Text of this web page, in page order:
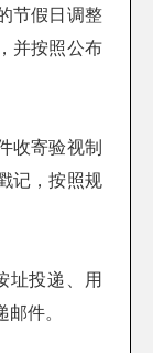
节假日调整
并按照公布
收寄验视制
记，按照规
址投递、用
件。